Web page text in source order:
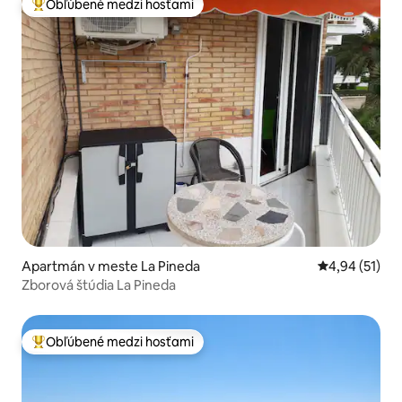
Najobľúbenejšie medzi hosťami
Obľúbené medzi hosťami
Apartmán v meste La Pineda Priemerné
4,94 (51)
Zborová štúdia La Pineda
Najobľúbenejšie medzi hosťami
Obľúbené medzi hosťami